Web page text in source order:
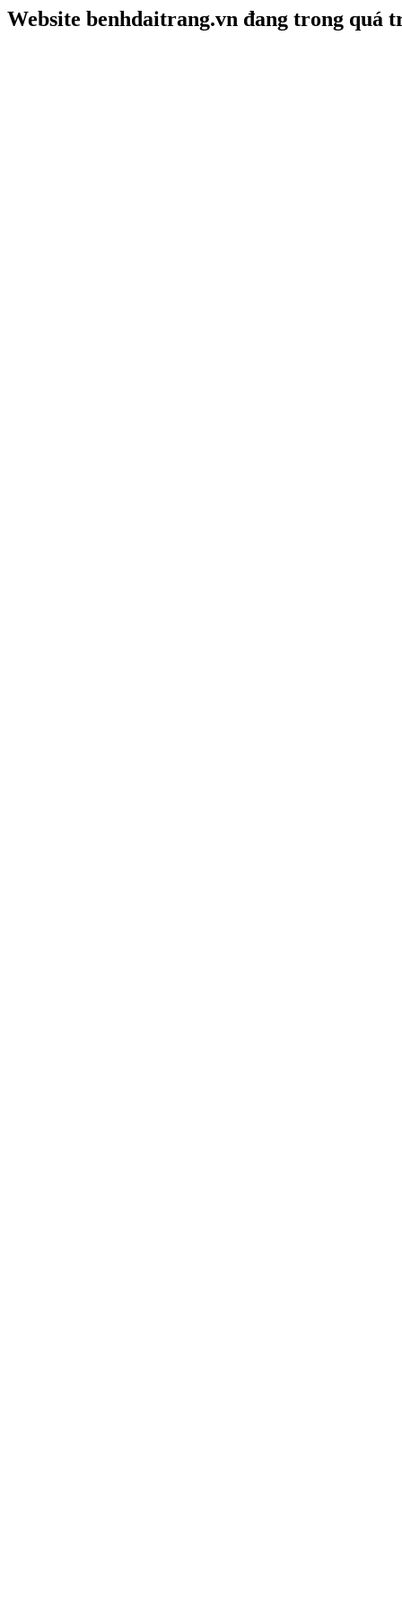
Website benhdaitrang.vn đang trong quá